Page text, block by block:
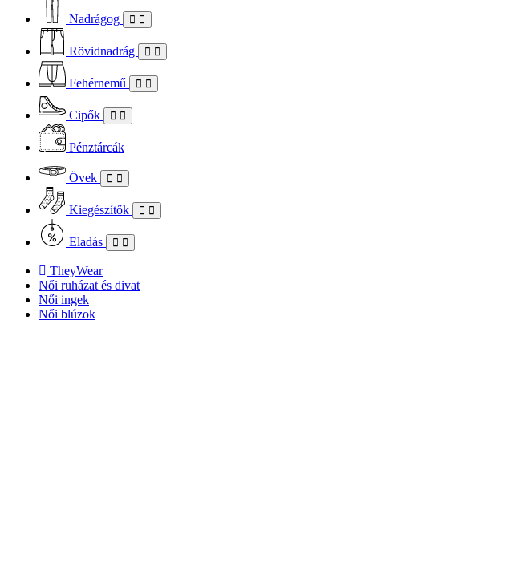
Nadrágog
Rövidnadrág
Fehérnemű
Cipők
Pénztárcák
Övek
Kiegészítők
Eladás
TheyWear
Női ruházat és divat
Női ingek
Női blúzok